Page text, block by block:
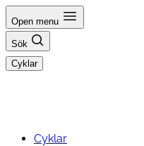
Hoppa
till
innehåll
Open menu
Sök
Cyklar
Cyklar